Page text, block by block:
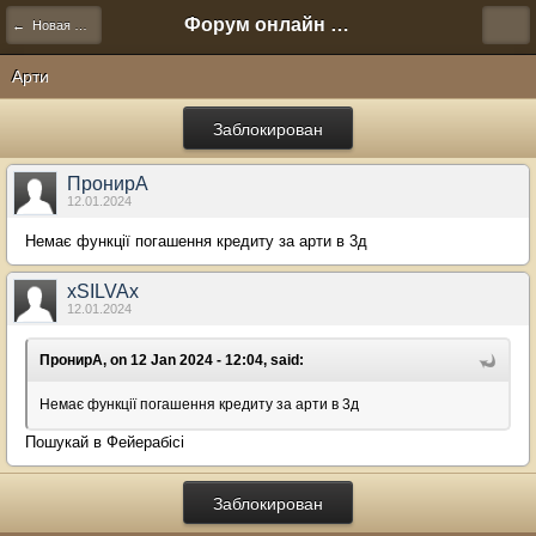
← Новая Эра 3D Форум онлайн игры "Новая Эра" (Нюра Биз)
Арти
Заблокирован
ПронирА
12.01.2024
Немає функції погашення кредиту за арти в 3д
xSILVAx
12.01.2024
ПронирА, on 12 Jan 2024 - 12:04, said:
Немає функції погашення кредиту за арти в 3д
Пошукай в Фейерабісі
Заблокирован